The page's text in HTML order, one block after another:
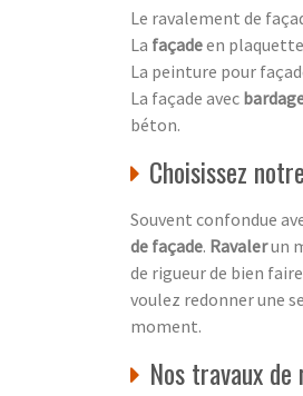
Le ravalement de
La façadeen
La peinture pour
La façade avec
béton.
Choisissez
Souvent confondue
de façade. Ravalerun
de rigueur de bien
voulez redonner une
moment.
Nos travaux